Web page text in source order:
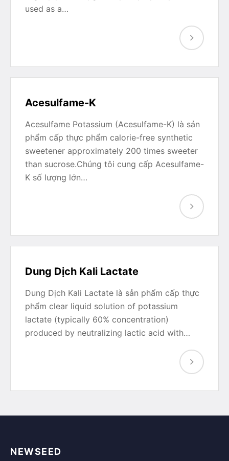
used as a…
Acesulfame-K
Acesulfame Potassium (Acesulfame-K) là sản
phẩm cấp thực phẩm calorie-free synthetic
sweetener approximately 200 times sweeter
than sucrose.Chúng tôi cung cấp Acesulfame-
K số lượng lớn…
Dung Dịch Kali Lactate
Dung Dịch Kali Lactate là sản phẩm cấp thực
phẩm clear liquid solution of potassium
lactate (typically 60% concentration)
produced by neutralizing lactic acid with…
NEWSEED